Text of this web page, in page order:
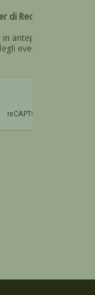
anteprima
eventi